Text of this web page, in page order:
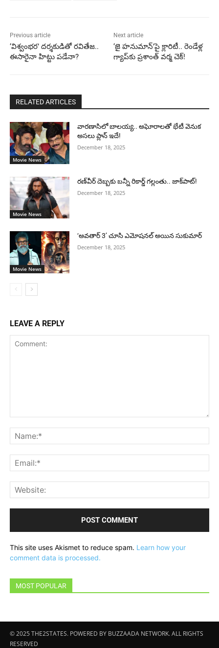
Previous article
‘విశ్వంభర’ దర్శకుడితో రవితేజ..
ఈసారైనా హిట్టు పడేనా?
Next article
‘జై హనుమాన్’పై క్లారిటీ.. రెండేళ్ల
గ్యాప్‌కు ప్రశాంత్ వర్మ చెక్!
RELATED ARTICLES
Movie News
వారణాసిలో బాలయ్య.. అఘోరాలతో భేటీ వెనుక
అసలు ప్లాన్ ఇదే!
December 18, 2025
Movie News
రణ్‌వీర్ దెబ్బకు బన్నీ రికార్డ్ గల్లంతు.. జాక్‌పాట్!
December 18, 2025
Movie News
‘అవతార్ 3’ చూసి ఎమోషనల్ అయిన సుకుమార్
December 18, 2025
LEAVE A REPLY
This site uses Akismet to reduce spam. Learn how your
comment data is processed.
MOST POPULAR
© 2025 THE2STATES. POWERED BY BUZZAADA NETWORK. ALL RIGHTS
RESERVED